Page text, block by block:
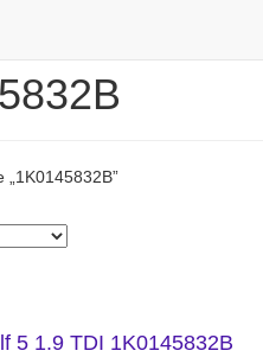
5 1.9 TDI 1K0145832B